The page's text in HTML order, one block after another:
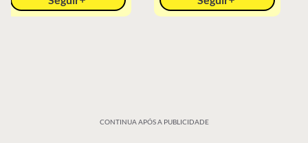
CONTINUA APÓS A PUBLICIDADE